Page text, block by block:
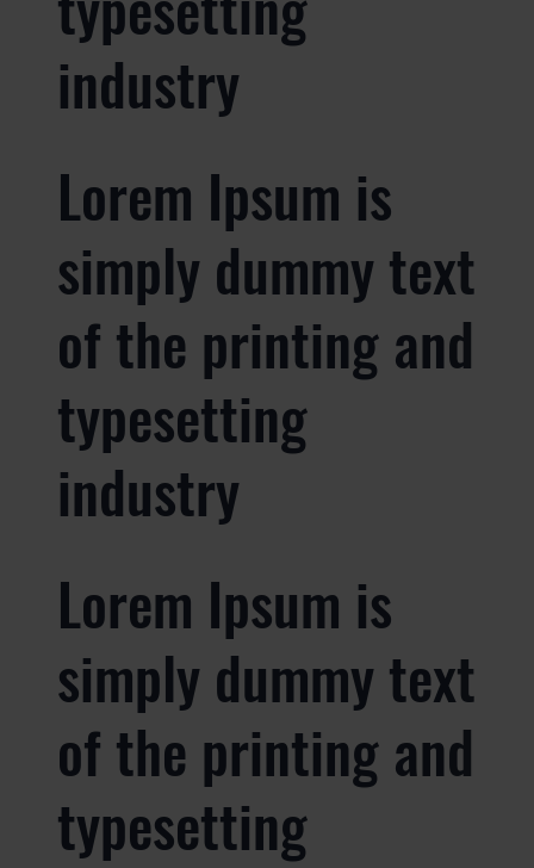
industry
Lorem Ipsum is
simply dummy text
of the printing and
typesetting
industry
Lorem Ipsum is
simply dummy text
of the printing and
typesetting